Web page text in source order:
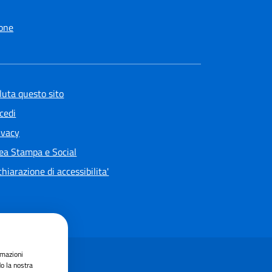
questo sito
Stampa e Social
di accessibilita'
la nostra